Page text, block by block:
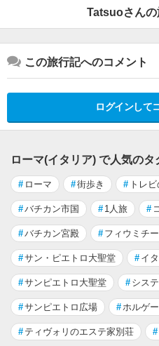
Tatsuoさん
この旅行記へのコメント
ログインして
ローマ(イタリア) で人気のタ
# ローマ #街歩き # トレ
#バチカン市国 # 1人旅 #
#バチカン宮殿 # フィウミチ
#サン・ピエトロ大聖堂 # イ
#サンピエトロ大聖堂 # シス
#サンピエトロ広場 #ホルゲ
# ティヴォリのエステ家別荘 #